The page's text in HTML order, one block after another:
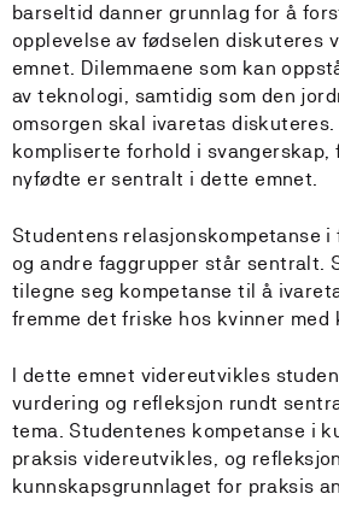
barseltid danner grunnlag for å
opplevelse av fødselen diskuteres
emnet. Dilemmaene som kan
av teknologi, samtidig som den
omsorgen skal ivaretas diskuteres.
kompliserte forhold i svangerskap,
nyfødte er sentralt i dette emnet.
Studentens relasjonskompetanse
og andre faggrupper står sentralt.
tilegne seg kompetanse til å
fremme det friske hos kvinner med
I dette emnet videreutvikles
vurdering og refleksjon rundt
tema. Studentenes kompetanse i
praksis videreutvikles, og
kunnskapsgrunnlaget for praksis